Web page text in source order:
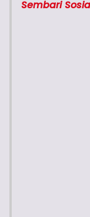
Sembari